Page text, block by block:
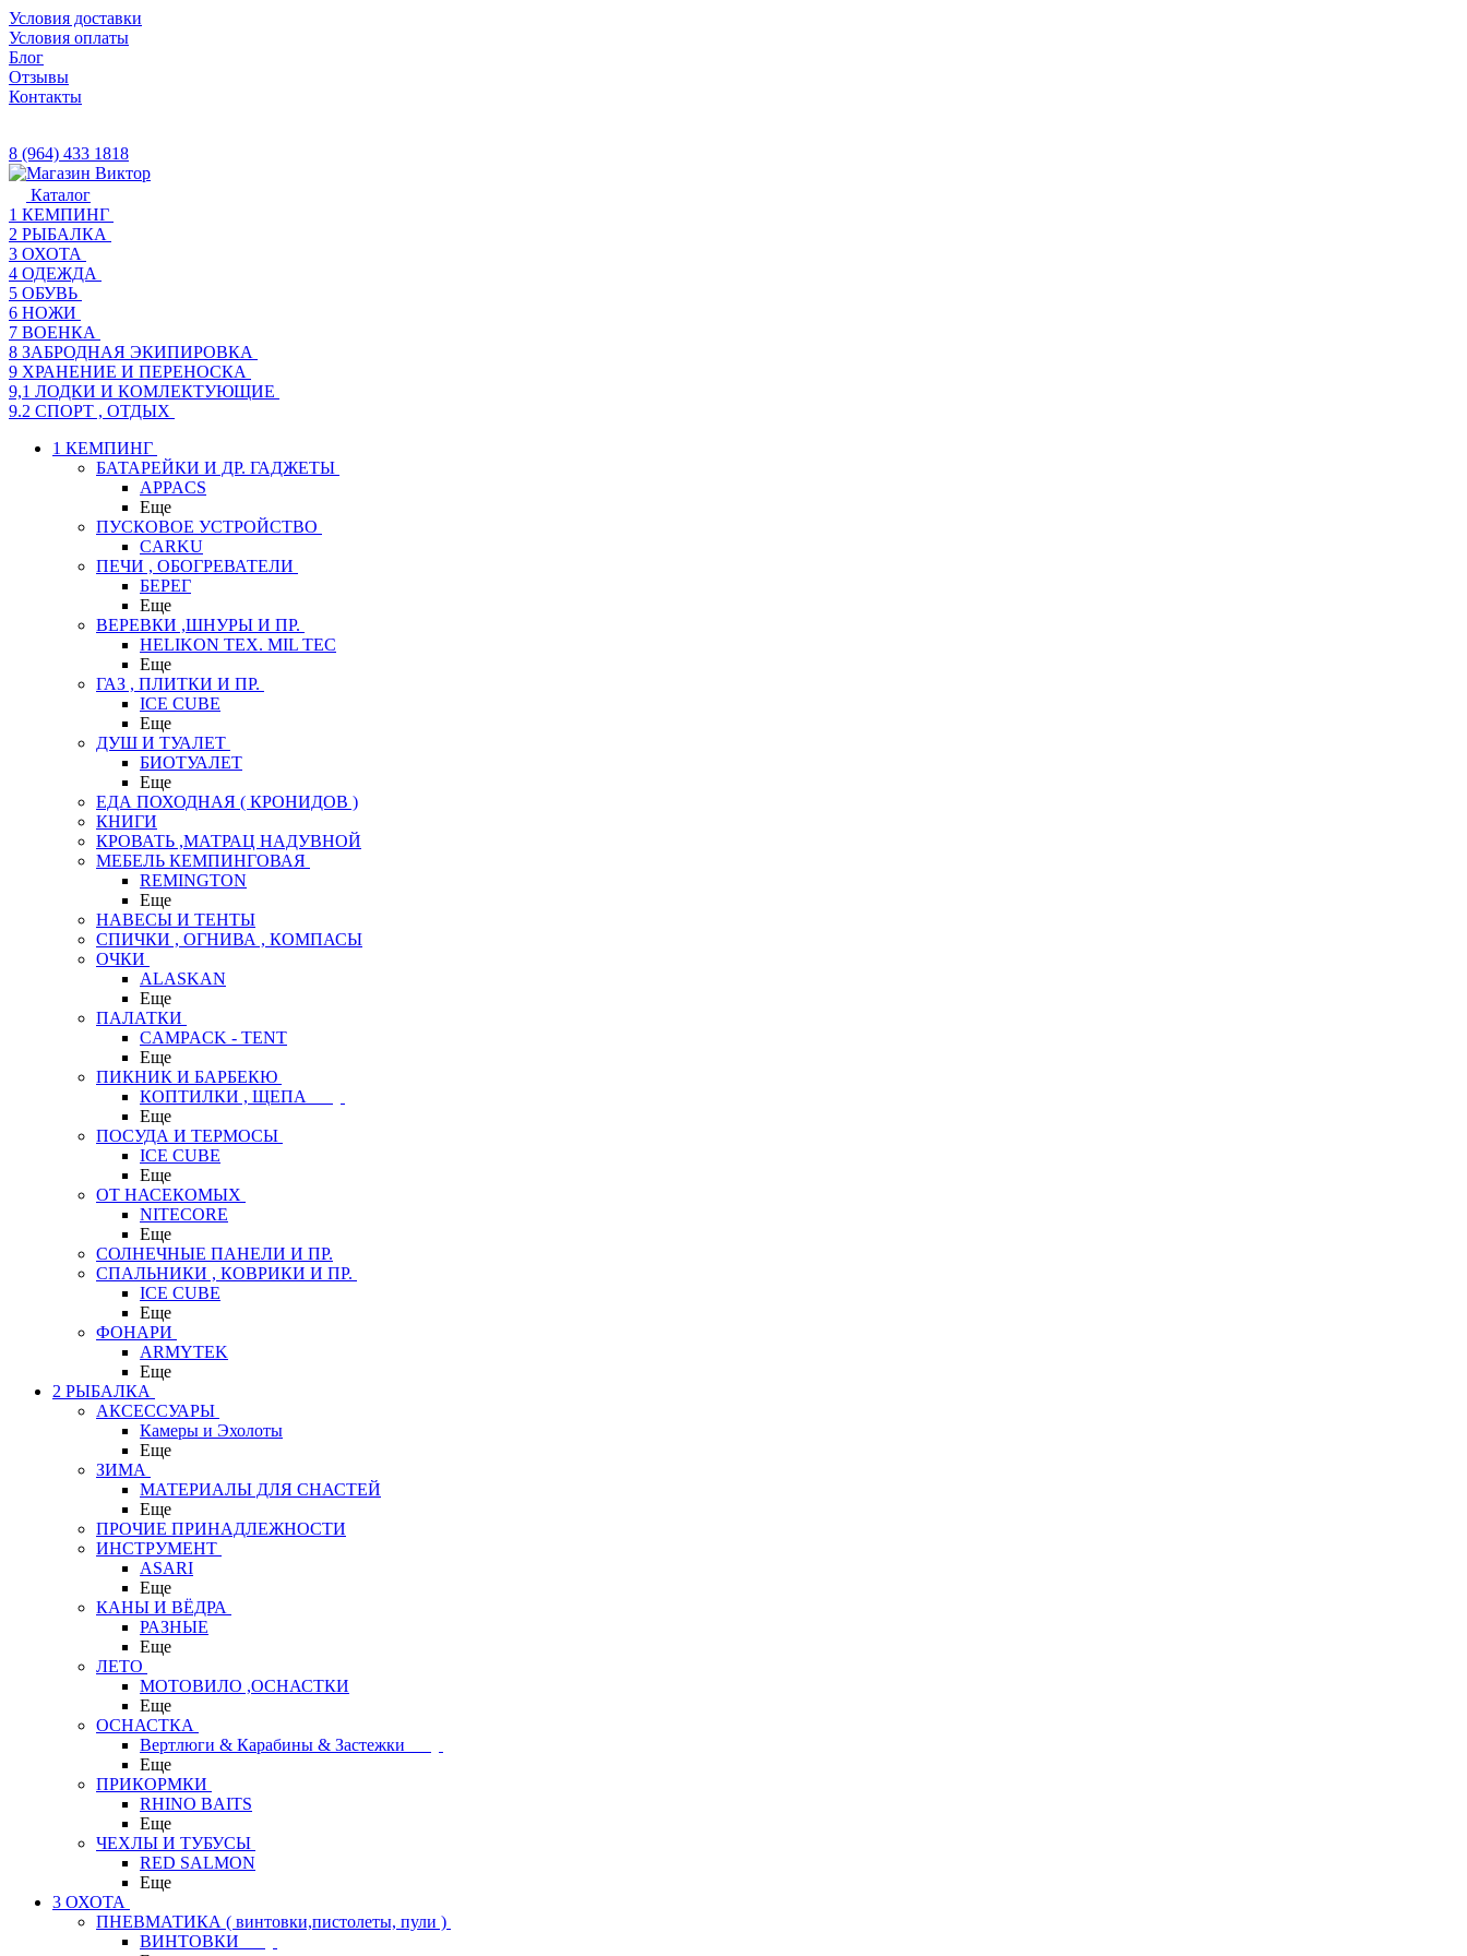
Условия доставки
Условия оплаты
Блог
Отзывы
Контакты
8 (964) 433 1818
Каталог
1 КЕМПИНГ
2 РЫБАЛКА
3 ОХОТА
4 ОДЕЖДА
5 ОБУВЬ
6 НОЖИ
7 ВОЕНКА
8 ЗАБРОДНАЯ ЭКИПИРОВКА
9 ХРАНЕНИЕ И ПЕРЕНОСКА
9,1 ЛОДКИ И КОМЛЕКТУЮЩИЕ
9.2 СПОРТ , ОТДЫХ
1 КЕМПИНГ
БАТАРЕЙКИ И ДР. ГАДЖЕТЫ
APPACS
Еще
ПУСКОВОЕ УСТРОЙСТВО
CARKU
ПЕЧИ , ОБОГРЕВАТЕЛИ
БЕРЕГ
Еще
ВЕРЕВКИ ,ШНУРЫ И ПР.
HELIKON TEX. MIL TEC
Еще
ГАЗ , ПЛИТКИ И ПР.
ICE CUBE
Еще
ДУШ И ТУАЛЕТ
БИОТУАЛЕТ
Еще
ЕДА ПОХОДНАЯ ( КРОНИДОВ )
КНИГИ
КРОВАТЬ ,МАТРАЦ НАДУВНОЙ
МЕБЕЛЬ КЕМПИНГОВАЯ
REMINGTON
Еще
НАВЕСЫ И ТЕНТЫ
СПИЧКИ , ОГНИВА , КОМПАСЫ
ОЧКИ
ALASKAN
Еще
ПАЛАТКИ
CAMPACK - TENT
Еще
ПИКНИК И БАРБЕКЮ
КОПТИЛКИ , ЩЕПА
Еще
ПОСУДА И ТЕРМОСЫ
ICE CUBE
Еще
ОТ НАСЕКОМЫХ
NITECORE
Еще
СОЛНЕЧНЫЕ ПАНЕЛИ И ПР.
СПАЛЬНИКИ , КОВРИКИ И ПР.
ICE CUBE
Еще
ФОНАРИ
ARMYTEK
Еще
2 РЫБАЛКА
АКСЕССУАРЫ
Камеры и Эхолоты
Еще
ЗИМА
МАТЕРИАЛЫ ДЛЯ СНАСТЕЙ
Еще
ПРОЧИЕ ПРИНАДЛЕЖНОСТИ
ИНСТРУМЕНТ
ASARI
Еще
КАНЫ И ВЁДРА
РАЗНЫЕ
Еще
ЛЕТО
МОТОВИЛО ,ОСНАСТКИ
Еще
ОСНАСТКА
Вертлюги & Карабины & Застежки
Еще
ПРИКОРМКИ
RHINO BAITS
Еще
ЧЕХЛЫ И ТУБУСЫ
RED SALMON
Еще
3 ОХОТА
ПНЕВМАТИКА ( винтовки,пистолеты, пули )
ВИНТОВКИ